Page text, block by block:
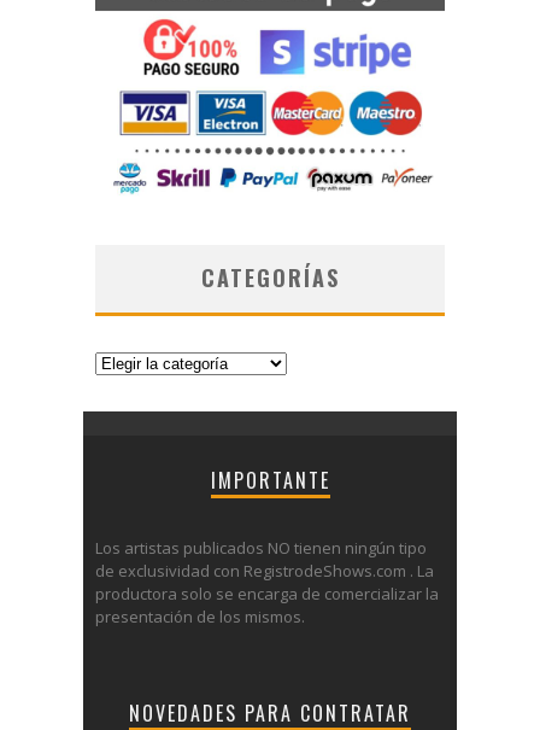
CATEGORÍAS
Categorías
IMPORTANTE
Los artistas publicados NO tienen ningún tipo
de exclusividad con RegistrodeShows.com . La
productora solo se encarga de comercializar la
presentación de los mismos.
NOVEDADES PARA CONTRATAR